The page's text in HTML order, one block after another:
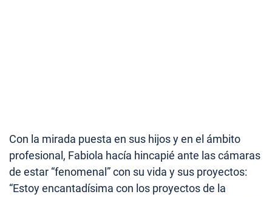
Con la mirada puesta en sus hijos y en el ámbito
profesional, Fabiola hacía hincapié ante las cámaras
de estar “fenomenal” con su vida y sus proyectos:
“Estoy encantadísima con los proyectos de la